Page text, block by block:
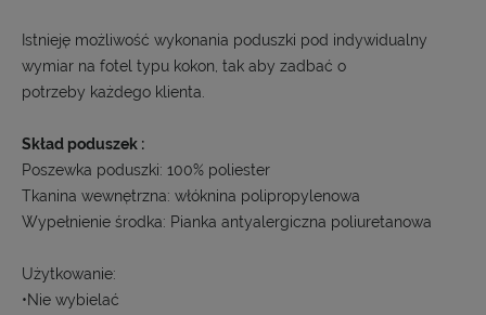
Istnieję możliwość wykonania poduszki pod indywidualny
wymiar na fotel typu kokon, tak aby zadbać o
potrzeby każdego klienta.
Skład poduszek :
Poszewka poduszki: 100% poliester
Tkanina wewnętrzna: włóknina polipropylenowa
Wypełnienie środka: Pianka antyalergiczna poliuretanowa
Użytkowanie:
•Nie wybielać